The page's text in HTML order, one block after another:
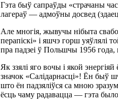
Гэта быў сапраўды «страчаны
лагераў — адмоўны досвед
Але многія, жывучы нібыта
перапіскі» і яшчэ горш уяўлялі
пра падзеі ў Польшчы 1956
Як ззялі яго вочы і якой
значок «Салідарнасці»! Ён быў
што ён падзяліўся са мною
ёсць чаму радавацца — гэта было